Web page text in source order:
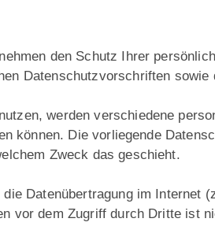
den Schutz Ihrer
Datenschutzvorschriften
werden verschiedene
können. Die vorliegende
Zweck das geschieht.
Datenübertragung im Internet
vor dem Zugriff durch Dritte ist